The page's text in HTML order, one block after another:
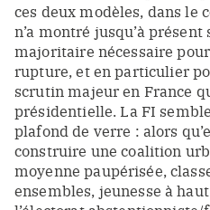
ces deux modèles, dans le
n’a montré jusqu’à
majoritaire nécessaire
rupture, et en particulier
scrutin majeur en France
présidentielle. La FI
plafond de verre : alors
construire une coalition
moyenne paupérisée,
ensembles, jeunesse à